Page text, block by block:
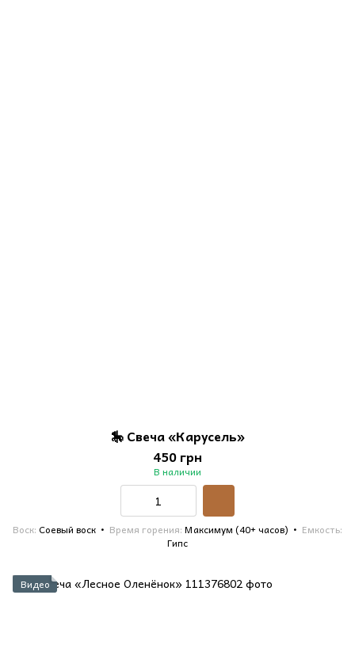
🎠 Свеча «Карусель»
450 грн
В наличии
Воск Соевый воск Время горения Максимум (40+ часов)
Емкость
Гипс
Видео